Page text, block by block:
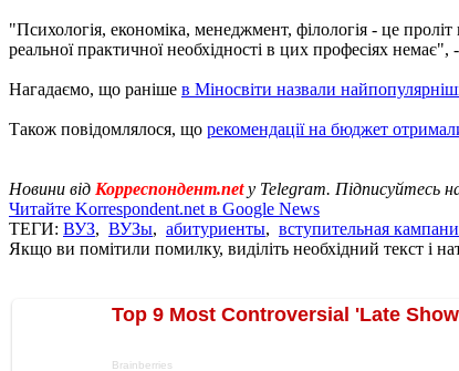
"Психологія, економіка, менеджмент, філологія - це
реальної практичної необхідності в цих професіях немає",
Нагадаємо, що раніше в Міносвіти назвали
Також повідомлялося, що рекомендації на бюджет
Новини від Корреспондент.netу Telegram. Підписуйтесь
Читайте Korrespondent.net в Google News
ТЕГИ: ВУЗ, ВУЗы, абитуриенты, вступительная
Якщо ви помітили помилку, виділіть необхідний текст і